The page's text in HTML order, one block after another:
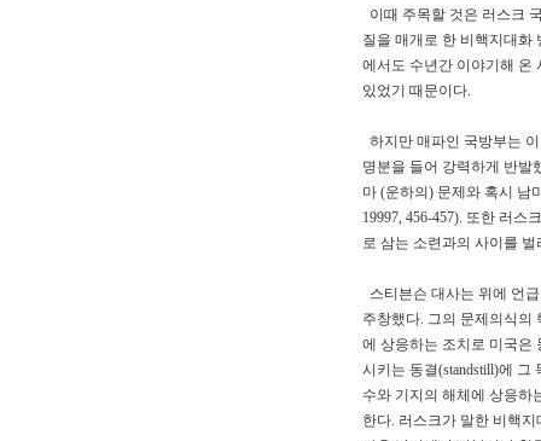
이때 주목할 것은 러스크
질을 매개로 한 비핵지대화
에서도 수년간 이야기해 온
있었기 때문이다.
하지만 매파인 국방부는
명분을 들어 강력하게 반발
마 (운하의) 문제와 혹시 남
19997, 456-457). 또한 러
로 삼는 소련과의 사이를
스티븐슨 대사는 위에 언
주창했다. 그의 문제의식의
에 상응하는 조치로 미국은
시키는 동결(standstill)에 그
수와 기지의 해체에 상응하
한다. 러스크가 말한 비핵